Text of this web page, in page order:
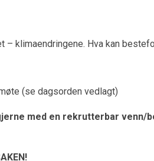
– klimaendringene. Hva kan
(se dagsorden vedlagt)
med en rekrutterbar venn/